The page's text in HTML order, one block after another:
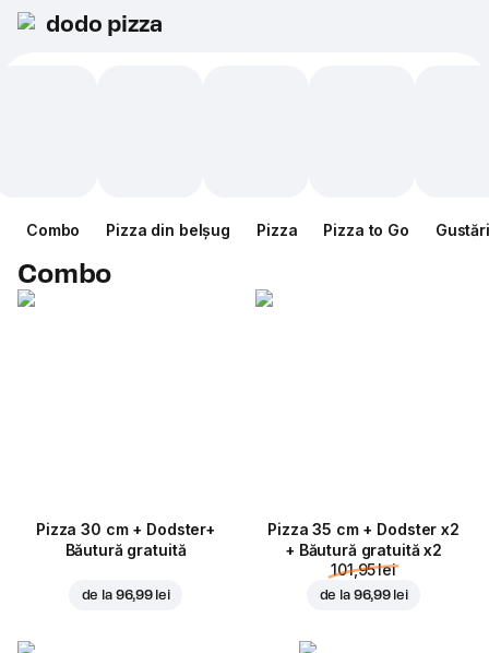
dodo pizza
Combo Pizza din belșug Pizza Pizza to Go Gustări
Combo
Pizza 30 cm + Dodster+
Băutură gratuită
de la 96,99 lei
Pizza 35 cm + Dodster x2
+ Băutură gratuită x2
101,95 lei
de la 96,99 lei